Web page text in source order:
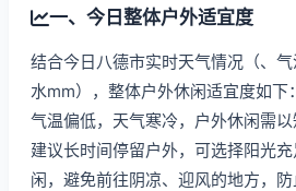
一、今日整体户外适宜度
结合今日八德市实时天气情况（、
水mm），整体户外休闲适宜度如下：
气温偏低，天气寒冷，户外休闲需
建议长时间停留户外，可选择阳光
闲，避免前往阴凉、迎风的地方，防